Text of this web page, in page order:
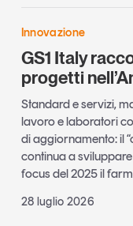
Innovazione
GS1 Italy
progetti
Standard e servizi,
lavoro e laboratori
di aggiornamento: il
continua a
focus del 2025 il
28 luglio 2026